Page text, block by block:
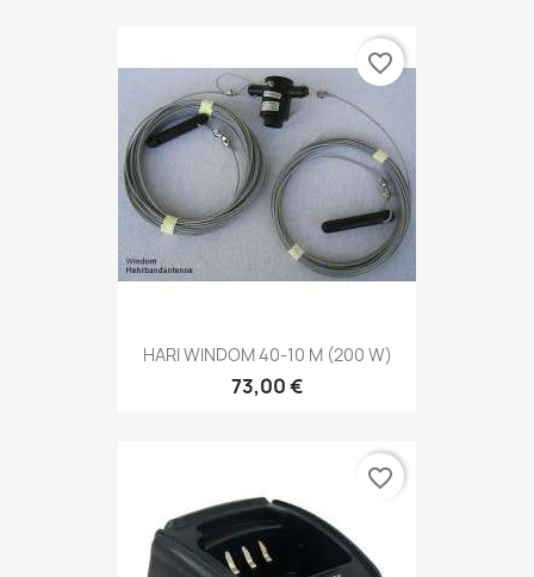
HARI WINDOM 40-10 M (200 W)
73,00 €
favorite_border
favorite_border